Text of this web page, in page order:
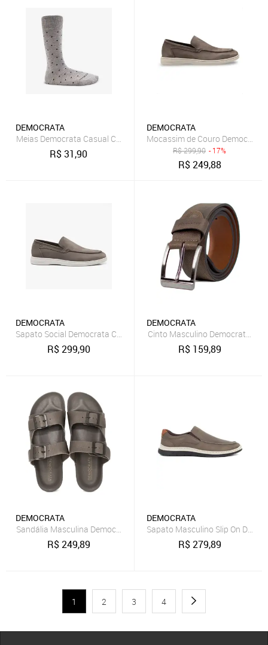
DEMOCRATA
Meias Democrata Casual Cinza
R$31,90
DEMOCRATA
Mocassim de Couro Democrata
R$299,90 - 17%
R$249,88
DEMOCRATA
Sapato Social Democrata Com cadarço Cinza
R$299,90
DEMOCRATA
Cinto Masculino Democrata
R$ 159,89
DEMOCRATA
Sandália Masculina Democrata Casual Easy Weekend Couro
R$249,89
DEMOCRATA
Sapato Masculino Slip On
R$279,89
1 2 3 4